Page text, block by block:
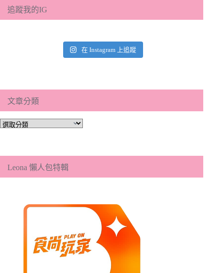
追蹤我的IG
在 Instagram 上追蹤
文章分類
文
類
Leona 懶人包特輯